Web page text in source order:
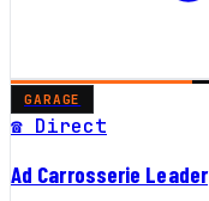
GARAGE
☎ Direct
Ad Carrosserie Leader